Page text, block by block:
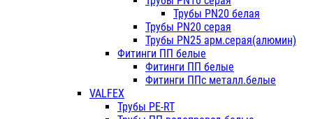
Трубы PN20 белая
Трубы PN20 серая
Трубы PN25 арм.серая(алюмин)
Фитинги ПП белые
Фитинги ПП белые
Фитинги ППс металл.белые
VALFEX
Трубы PE-RT